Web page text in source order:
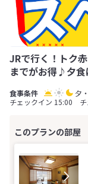
JRで行く！トク
までがお得♪夕
夕
チェックイン 15:00 チ